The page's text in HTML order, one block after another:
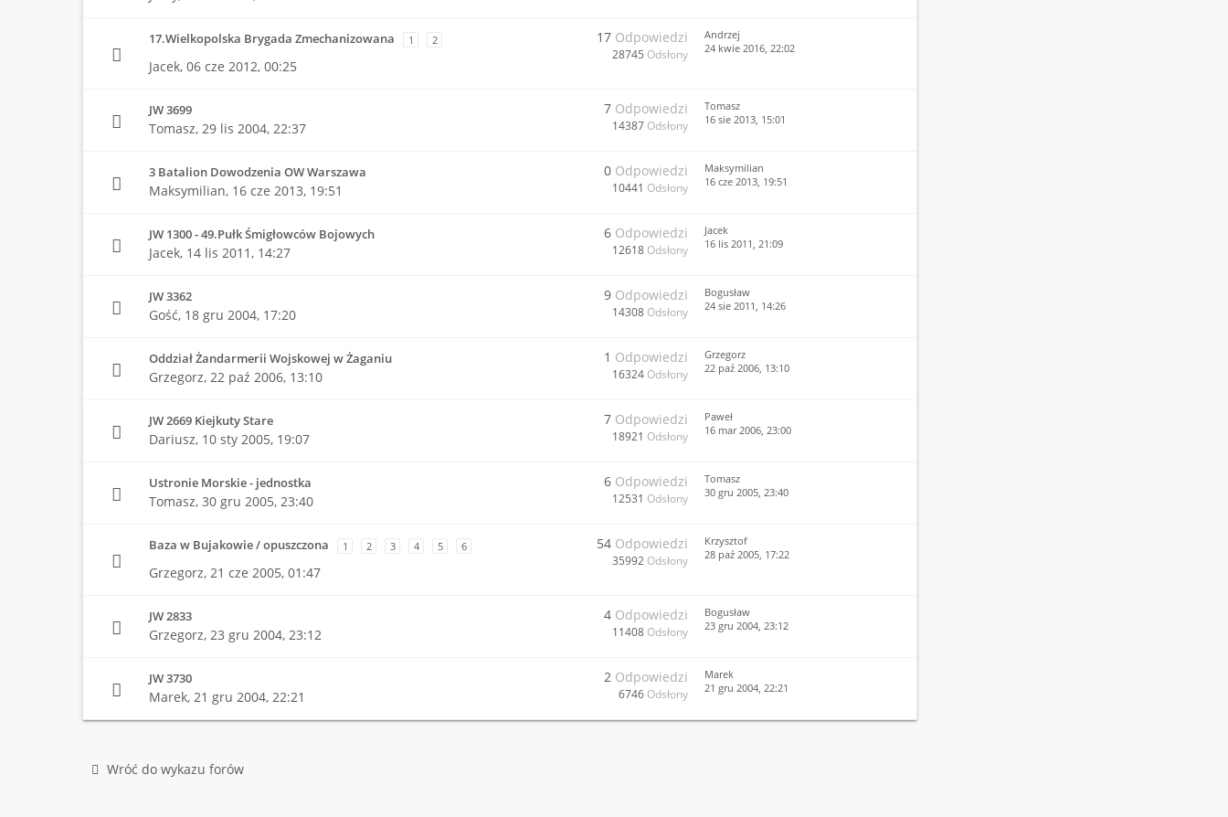
17.Wielkopolska Brygada Zmechanizowana 1 2
Jacek, 06 cze 2012, 00:25
17 Odpowiedzi
28745 Odsłony
Andrzej
24 kwie 2016, 22:02
JW 3699
Tomasz, 29 lis 2004, 22:37
7 Odpowiedzi
14387 Odsłony
Tomasz
16 sie 2013, 15:01
3 Batalion Dowodzenia OW Warszawa
Maksymilian, 16 cze 2013, 19:51
0 Odpowiedzi
10441 Odsłony
Maksymilian
16 cze 2013, 19:51
JW 1300 - 49.Pułk Śmigłowców Bojowych
Jacek, 14 lis 2011, 14:27
6 Odpowiedzi
12618 Odsłony
Jacek
16 lis 2011, 21:09
JW 3362
Gość, 18 gru 2004, 17:20
9 Odpowiedzi
14308 Odsłony
Bogusław
24 sie 2011, 14:26
Oddział Żandarmerii Wojskowej w Żaganiu
Grzegorz, 22 paź 2006, 13:10
1 Odpowiedzi
16324 Odsłony
Grzegorz
22 paź 2006, 13:10
JW 2669 Kiejkuty Stare
Dariusz, 10 sty 2005, 19:07
7 Odpowiedzi
18921 Odsłony
Paweł
16 mar 2006, 23:00
Ustronie Morskie - jednostka
Tomasz, 30 gru 2005, 23:40
6 Odpowiedzi
12531 Odsłony
Tomasz
30 gru 2005, 23:40
Baza w Bujakowie / opuszczona 1 2 3 4 5 6
Grzegorz, 21 cze 2005, 01:47
54 Odpowiedzi
35992 Odsłony
Krzysztof
28 paź 2005, 17:22
JW 2833
Grzegorz, 23 gru 2004, 23:12
4 Odpowiedzi
11408 Odsłony
Bogusław
23 gru 2004, 23:12
JW 3730
Marek, 21 gru 2004, 22:21
2 Odpowiedzi
6746 Odsłony
Marek
21 gru 2004, 22:21
Wróć do wykazu forów